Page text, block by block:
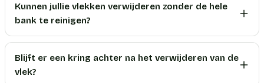
Kunnen jullie vlekken verwijderen zonder de hele
bank te reinigen?
Blijft er een kring achter na het verwijderen van de
vlek?